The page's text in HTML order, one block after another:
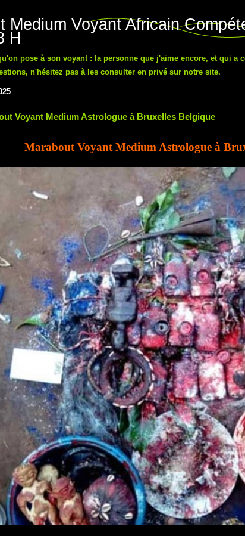
Medium Voyant Africain
H
pose à son voyant : la personne que j'aime encore, et qui a
n'hésitez pas à les consulter en privé sur notre site.
Voyant Medium Astrologue à Bruxelles Belgique
Marabout Voyant Medium Astrologue à